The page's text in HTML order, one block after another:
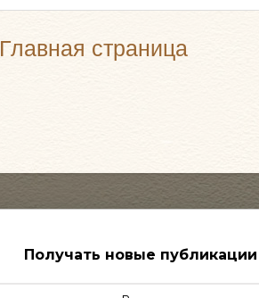
Главная страница
Получать новые